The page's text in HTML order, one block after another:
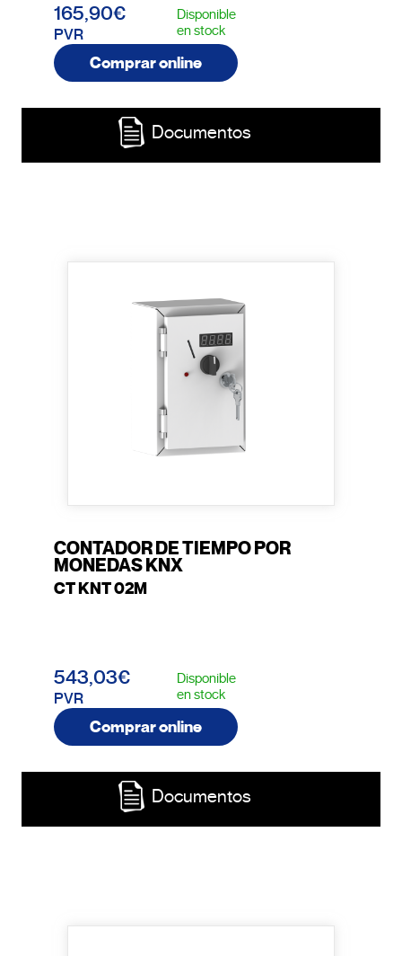
165,90€
PVR
Disponible
en stock
Comprar online
Documentos
CONTADOR DE TIEMPO POR
MONEDAS KNX
CT KNT 02M
543,03€
PVR
Disponible
en stock
Comprar online
Documentos